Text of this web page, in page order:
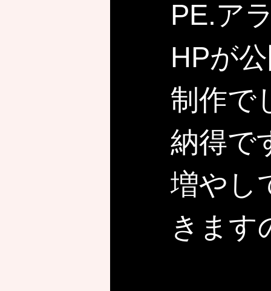
PE.ア
HPが
制作で
納得で
増やし
きます